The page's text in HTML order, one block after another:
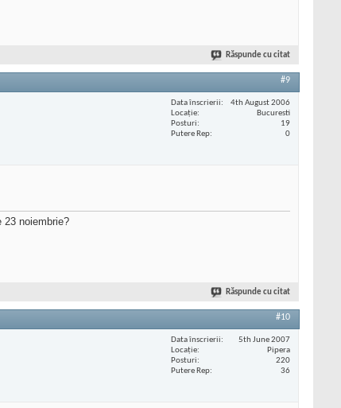
Răspunde cu citat
#9
Data înscrierii
4th August 2006
Locaţie
Bucuresti
Posturi
19
Putere Rep
0
23 noiembrie?
Răspunde cu citat
#10
Data înscrierii
5th June 2007
Locaţie
Pipera
Posturi
220
Putere Rep
36